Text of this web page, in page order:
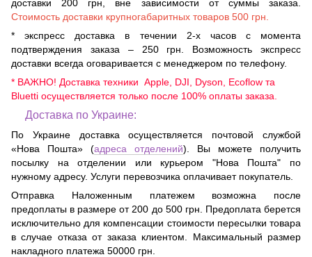
доставки 200 грн, вне зависимости от суммы заказа.
Стоимость доставки крупногабаритных товаров 500 грн.
* экспресс доставка в течении 2-х часов с момента
подтверждения заказа – 250 грн. Возможность экспресс
доставки всегда оговаривается с менеджером по телефону.
* ВАЖНО! Доставка техники Apple, DJI, Dyson, Ecoflow та
Bluetti осуществляется только после 100% оплаты заказа.
Доставка по Украине:
По Украине доставка осуществляется почтовой службой
«Нова Пошта» (адреса отделений). Вы можете получить
посылку на отделении или курьером "Нова Пошта" по
нужному адресу. Услуги перевозчика оплачивает покупатель.
Отправка Наложенным платежем возможна после
предоплаты в размере от 200 до 500 грн. Предоплата берется
исключительно для компенсации стоимости пересылки товара
в случае отказа от заказа клиентом. Максимальный размер
накладного платежа 50000 грн.